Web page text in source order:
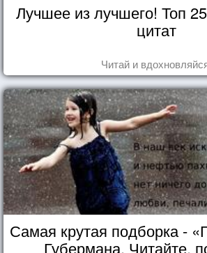
Лучшее из лучшего! Топ
цитат
Читай и
Самая крутая подборка -
Губермана. Читайте,